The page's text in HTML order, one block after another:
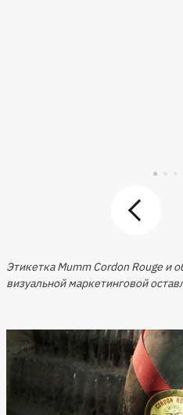
Этикетка Mumm Cordon Rouge и
визуальной маркетинговой